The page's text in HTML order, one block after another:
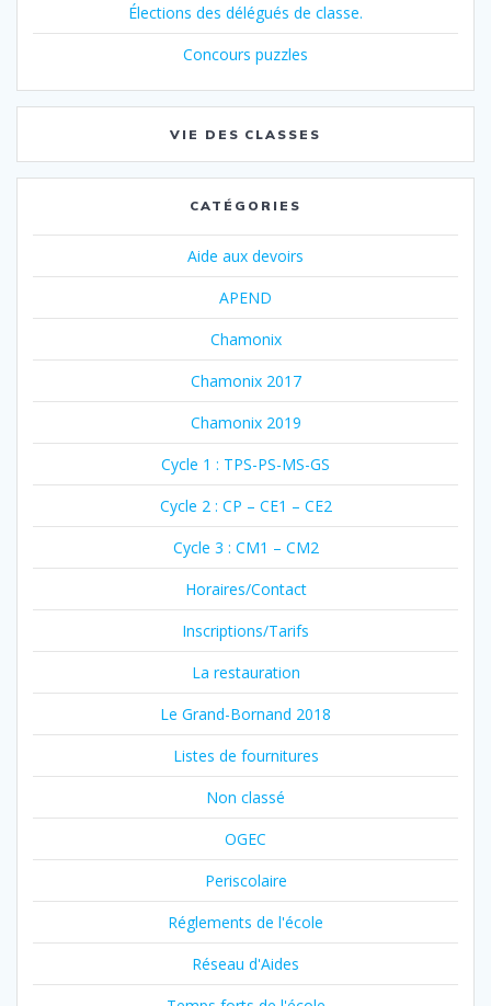
Élections des délégués de classe.
Concours puzzles
VIE DES CLASSES
CATÉGORIES
Aide aux devoirs
APEND
Chamonix
Chamonix 2017
Chamonix 2019
Cycle 1 : TPS-PS-MS-GS
Cycle 2 : CP – CE1 – CE2
Cycle 3 : CM1 – CM2
Horaires/Contact
Inscriptions/Tarifs
La restauration
Le Grand-Bornand 2018
Listes de fournitures
Non classé
OGEC
Periscolaire
Réglements de l'école
Réseau d'Aides